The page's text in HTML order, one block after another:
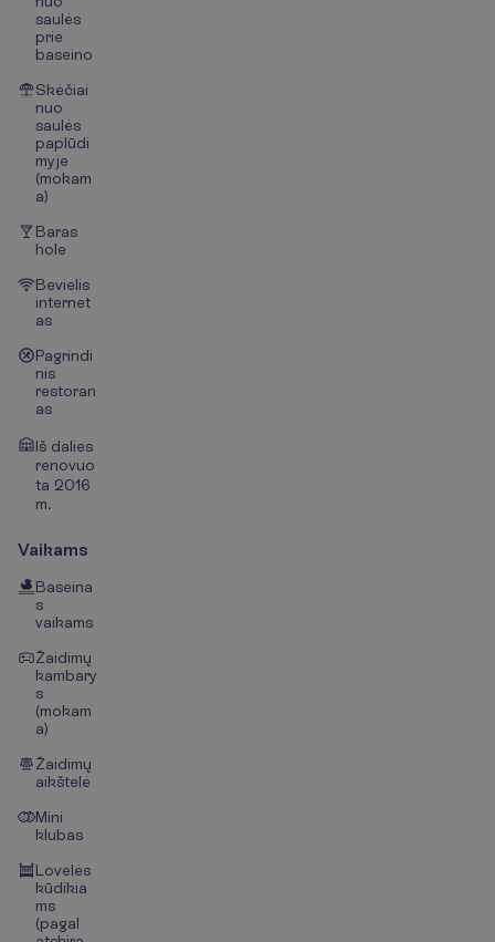
saulės
prie
baseino
Skėčiai
nuo
saulės
paplūdi
myje
(mokam
a)
Baras
hole
Bevielis
internet
as
Pagrindi
nis
restoran
as
Iš dalies
renovuo
ta 2016
m.
Vaikams
Baseina
s
vaikams
Žaidimų
kambary
s
(mokam
a)
Žaidimų
aikštelė
Mini
klubas
Lovelės
kūdikia
ms
(pagal